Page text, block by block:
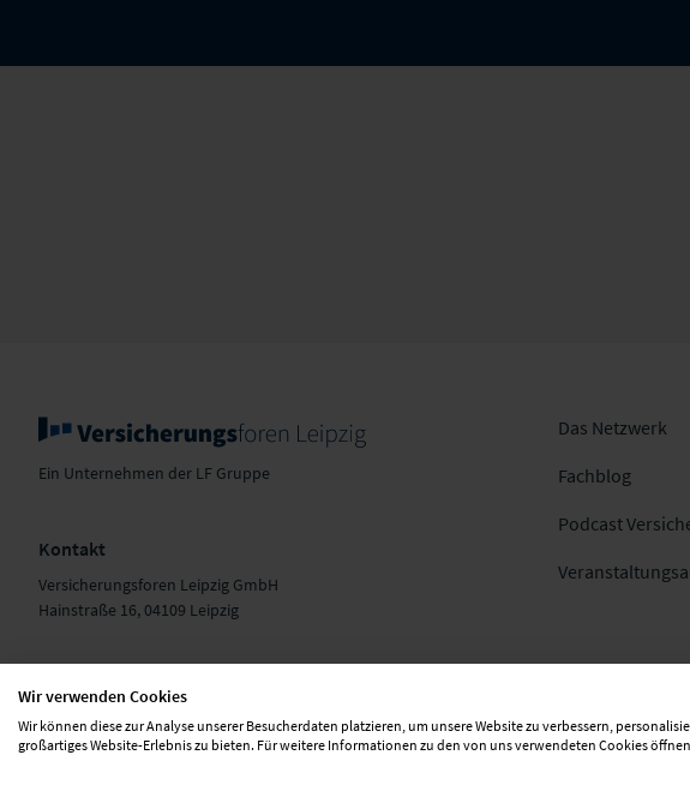
Ein Unternehmen der LF Gruppe
Kontakt
Versicherungsforen Leipzig GmbH
Hainstraße 16, 04109 Leipzig
Das Netzwerk
Fachblog
Podcast
Wir verwenden Cookies
Wir können diese zur Analyse unserer Besucherdaten platzieren, um unsere Website zu verbessern,
großartiges Website-Erlebnis zu bieten. Für weitere Informationen zu den von uns verwendeten Cookies